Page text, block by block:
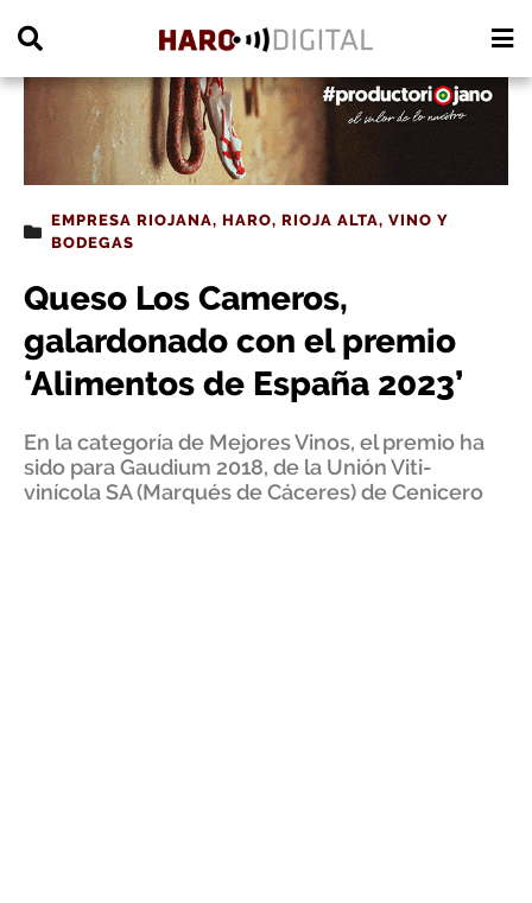
EMPRESA RIOJANA, HARO, RIOJA ALTA, VINO Y
BODEGAS
Queso Los Cameros,
galardonado con el premio
‘Alimentos de España 2023’
En la categoría de Mejores Vinos, el premio ha
sido para Gaudium 2018, de la Unión Viti-
vinícola SA (Marqués de Cáceres) de Cenicero